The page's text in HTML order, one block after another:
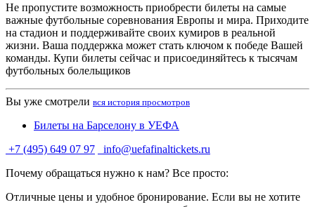
Не пропустите возможность приобрести билеты на самые
важные футбольные соревнования Европы и мира. Приходите
на стадион и поддерживайте своих кумиров в реальной
жизни. Ваша поддержка может стать ключом к победе Вашей
команды. Купи билеты сейчас и присоединяйтесь к тысячам
футбольных болельщиков
Вы уже смотрели вся история просмотров
Билеты на Барселону в УЕФА
+7 (495) 649 07 97
info@uefafinaltickets.ru
Почему обращаться нужно к нам? Все просто:
Отличные цены и удобное бронирование. Если вы не хотите